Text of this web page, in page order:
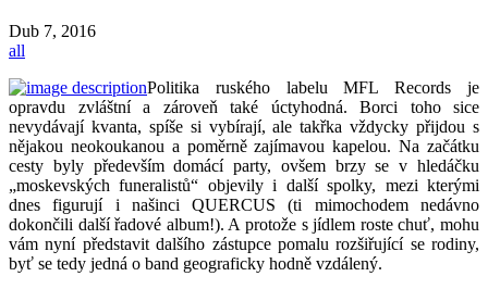
Dub 7, 2016
all
Politika ruského labelu MFL Records je
opravdu zvláštní a zároveň také úctyhodná. Borci toho sice
nevydávají kvanta, spíše si vybírají, ale takřka vždycky přijdou s
nějakou neokoukanou a poměrně zajímavou kapelou. Na začátku
cesty byly především domácí party, ovšem brzy se v hledáčku
„moskevských funeralistů“ objevily i další spolky, mezi kterými
dnes figurují i našinci QUERCUS (ti mimochodem nedávno
dokončili další řadové album!). A protože s jídlem roste chuť, mohu
vám nyní představit dalšího zástupce pomalu rozšiřující se rodiny,
byť se tedy jedná o band geograficky hodně vzdálený.